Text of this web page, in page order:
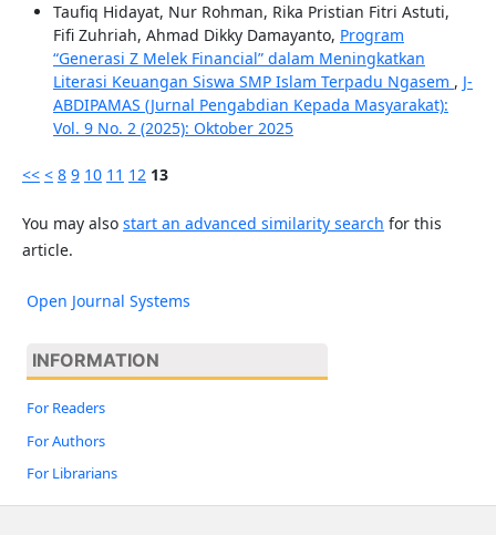
Taufiq Hidayat, Nur Rohman, Rika Pristian Fitri Astuti,
Fifi Zuhriah, Ahmad Dikky Damayanto, Program
“Generasi Z Melek Financial” dalam Meningkatkan
Literasi Keuangan Siswa SMP Islam Terpadu Ngasem , J-
ABDIPAMAS (Jurnal Pengabdian Kepada Masyarakat):
Vol. 9 No. 2 (2025): Oktober 2025
<< < 8 9 10 11 12 13
You may also start an advanced similarity search for this
article.
Open Journal Systems
INFORMATION
For Readers
For Authors
For Librarians